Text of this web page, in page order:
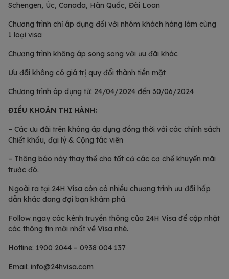
Schengen, Úc, Canada, Hàn Quốc, Đài Loan
Chương trình chỉ áp dụng đối với nhóm khách hàng làm cùng
1 loại visa
Chương trình không áp song song với ưu đãi khác
Ưu đãi không có giá trị quy đổi thành tiền mặt
Chương trình áp dụng từ: 24/04/2024 đến 30/06/2024
ĐIỀU KHOẢN THI HÀNH:
– Các ưu đãi trên không áp dụng đồng thời với các chính sách
Chiết khấu, đại lý & Cộng tác viên
– Thông báo này thay thế cho tất cả các cơ chế khuyến mãi
trước đó.
Ngoài ra tại 24H Visa còn có nhiều chương trình ưu đãi hấp
dẫn khác đang đợi bạn khám phá.
Follow ngay các kênh truyền thông của 24H Visa để cập nhật
các thông tin mới nhất về Visa nhé.
Hotline: 1900 2044 – 0938 004 137
Email: info@24hvisa.com